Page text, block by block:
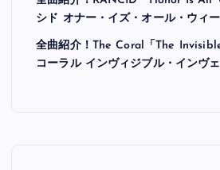
シド オナー・イズ・オール・ウィー
全曲紹介！The Coral「The
コーラル インヴィジブル・インヴェ